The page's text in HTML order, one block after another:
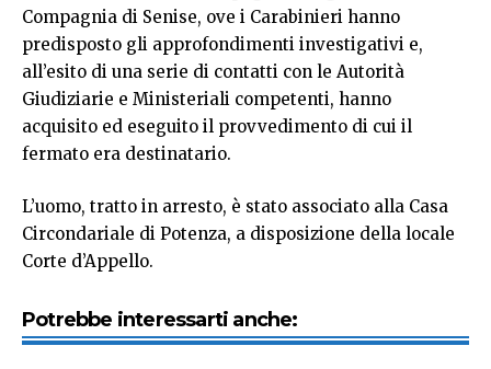
Compagnia di Senise, ove i Carabinieri hanno
predisposto gli approfondimenti investigativi e,
all’esito di una serie di contatti con le Autorità
Giudiziarie e Ministeriali competenti, hanno
acquisito ed eseguito il provvedimento di cui il
fermato era destinatario.
L’uomo, tratto in arresto, è stato associato alla Casa
Circondariale di Potenza, a disposizione della locale
Corte d’Appello.
Potrebbe interessarti anche: